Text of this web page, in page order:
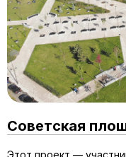
Советская